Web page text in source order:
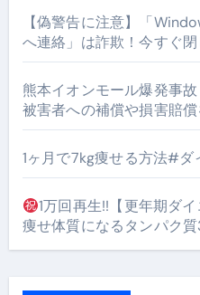
【偽警告に注意】「
へ連絡」は詐欺！今すぐ
熊本イオンモール爆発事
被害者への補償や損害賠
1ヶ月で7kg痩せる方法#
1万回再生!!【更年期ダ
痩せ体質になるタンパク質